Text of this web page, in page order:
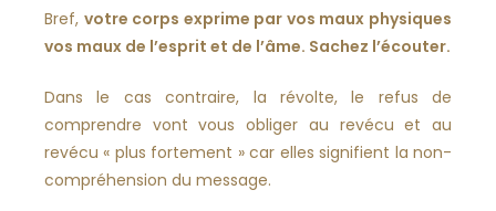
Bref, votre corps exprime par vos maux physiques
vos maux de l’esprit et de l’âme. Sachez l’écouter.
Dans le cas contraire, la révolte, le refus de
comprendre vont vous obliger au revécu et au
revécu « plus fortement » car elles signifient la non-
compréhension du message.